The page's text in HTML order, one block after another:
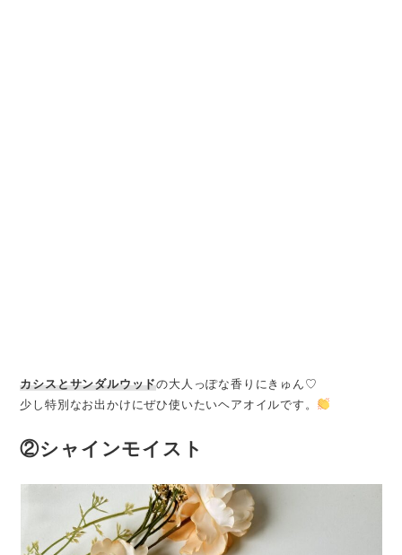
カシスとサンダルウッドの大人っぽな香りにきゅん♡
少し特別なお出かけにぜひ使いたいヘアオイルです。
②シャインモイスト